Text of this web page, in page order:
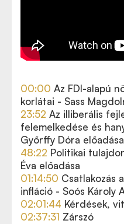
00:00 Az FDI-alapú
korlátai - Sass
23:52 Az illiberális
felemelkedése és
Győrffy Dóra előadása
48:22 Politikai
Éva előadása
01:14:50 Csatlakozás
infláció - Soós Károly
02:01:44 Kérdések,
02:37:31 Zárszó